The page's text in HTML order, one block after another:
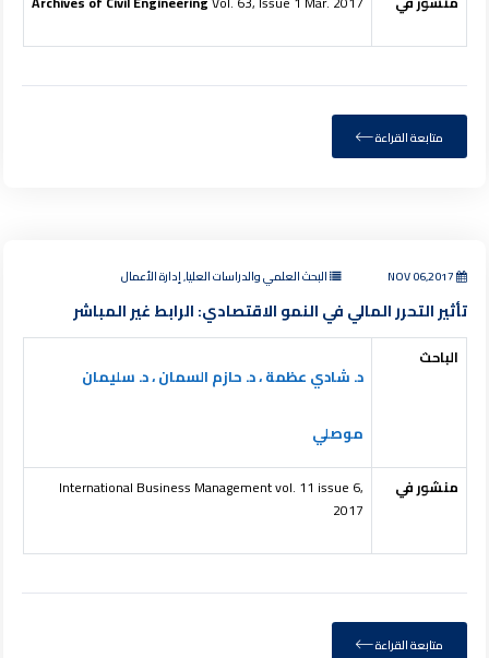
متابعة القراءة
البحث العلمي والدراسات العليا, إدارة الأعمال
تأثير التحرر المالي في النمو الاقتصادي: الرابط غير المباشر
الباحث
د. شادي عظمة ، د. حازم السمان ، د. سليمان
موصلي
منشور في
International Business Management vol. 11 issue 6,
2017
متابعة القراءة